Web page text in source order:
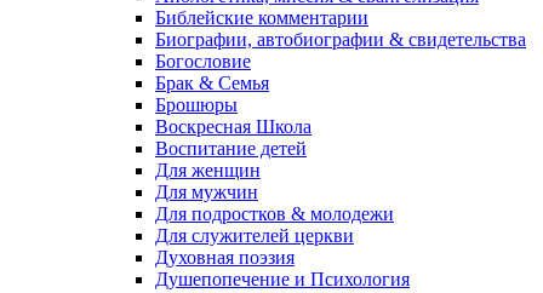
Библейские комментарии
Биографии, автобиографии & свидетельства
Богословие
Брак & Семья
Брошюры
Воскресная Школа
Воспитание детей
Для женщин
Для мужчин
Для подростков & молодежи
Для служителей церкви
Духовная поэзия
Душепопечение и Психология